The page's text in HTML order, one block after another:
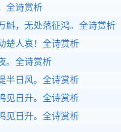
全诗赏析
斛，无处落征鸿。全诗赏析
楚人哀！全诗赏析
。全诗赏析
半日风。全诗赏析
见日升。全诗赏析
见日升。全诗赏析